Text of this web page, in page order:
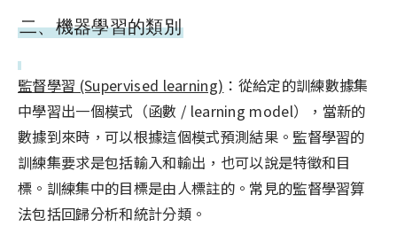
二、機器學習的類別
監督學習 (Supervised learning) ：從給定的訓練數據集
中學習出一個模式（函數 / learning model），當新的
數據到來時，可以根據這個模式預測結果。監督學習的
訓練集要求是包括輸入和輸出，也可以說是特徵和目
標。訓練集中的目標是由人標註的。常見的監督學習算
法包括回歸分析和統計分類。